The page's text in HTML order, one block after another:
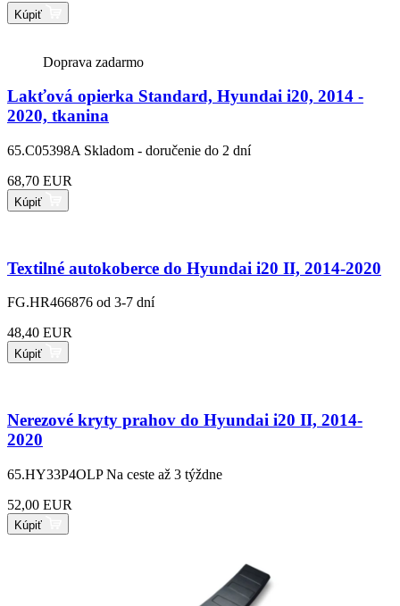
Kúpiť
Doprava zadarmo
Lakťová opierka Standard, Hyundai i20, 2014 -
2020, tkanina
65.C05398A Skladom - doručenie do 2 dní
68,70 EUR
Kúpiť
Textilné autokoberce do Hyundai i20 II, 2014-2020
FG.HR466876 od 3-7 dní
48,40 EUR
Kúpiť
Nerezové kryty prahov do Hyundai i20 II, 2014-
2020
65.HY33P4OLP Na ceste až 3 týždne
52,00 EUR
Kúpiť